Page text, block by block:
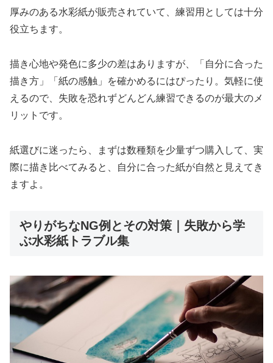
厚みのある水彩紙が販売されていて、練習用としては十分
役立ちます。
描き心地や発色に多少の差はありますが、「自分に合った
描き方」「紙の感触」を確かめるにはぴったり。気軽に使
えるので、失敗を恐れずどんどん練習できるのが最大のメ
リットです。
紙選びに迷ったら、まずは数種類を少量ずつ購入して、実
際に描き比べてみると、自分に合った紙が自然と見えてき
ますよ。
やりがちなNG例とその対策｜失敗から学
ぶ水彩紙トラブル集